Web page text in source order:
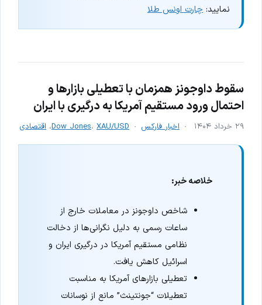
نمایید: چارت اونس طلا
سقوط داوجونز همزمان با تعطیلی بازارها و
احتمال ورود مستقیم آمریکا به درگیری با ایران
۲۹ خرداد ۱۴۰۴ اخبار فارکس Dow Jones، XAU/USD ، اقتصادی
خلاصه خبر:
شاخص داوجونز در معاملات خارج از
ساعات رسمی به دلیل نگرانی‌ها از دخالت
نظامی مستقیم آمریکا در درگیری ایران و
اسرائیل کاهش یافت.
تعطیلی بازارهای آمریکا به مناسبت
تعطیلات “جونتینث” مانع از نوسانات